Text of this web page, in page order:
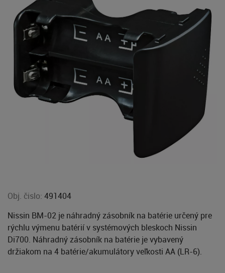
Obj. čislo: 491404
Nissin BM-02 je náhradný zásobník na batérie určený pre
rýchlu výmenu batérií v systémových bleskoch Nissin
Di700. Náhradný zásobník na batérie je vybavený
držiakom na 4 batérie/akumulátory veľkosti AA (LR-6).